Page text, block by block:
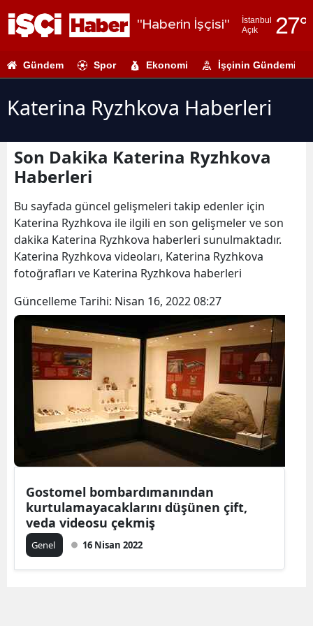
"Haberin İşçisi"
İstanbul
Açık
27°
Adıyaman
Amasya
Antalya
Artvin
Bilecik
Bingöl
Bitlis
Bolu
Burdur
Bursa
Gündem Spor Ekonomi İşçinin Gündemi
Katerina Ryzhkova Haberleri
Son Dakika Katerina Ryzhkova
Haberleri
Bu sayfada güncel gelişmeleri takip edenler için
Katerina Ryzhkova ile ilgili en son gelişmeler ve son
dakika Katerina Ryzhkova haberleri sunulmaktadır.
Katerina Ryzhkova videoları, Katerina Ryzhkova
fotoğrafları ve Katerina Ryzhkova haberleri
Güncelleme Tarihi: Nisan 16, 2022 08:27
Gostomel bombardımanından
kurtulamayacaklarını düşünen çift,
veda videosu çekmiş
Genel 16 Nisan 2022